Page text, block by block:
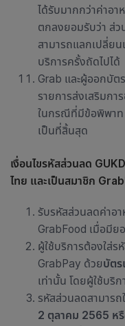
ได้รับมากกว่าค่าอา
ตกลงยอมรับว่า ส่ว
สามารถแลกเปลี่ยน
บริการครั้งถัดไปได้
Grab และผู้ออกบัต
รายการส่งเสริมกา
ในกรณีที่มีข้อพิพาท
เป็นที่สิ้นสุด
เงื่อนไขรหัสส่วนลด
ไทย และเป็นสมาชิก
รับรหัสส่วนลดค่าอา
GrabFood เมื่อมีย
ผู้ใช้บริการต้องใส่ร
GrabPay ด้วยบัตร
เท่านั้น โดยผู้ใช้บริ
รหัสส่วนลดสามารถ
2 ตุลาคม 2565 ห